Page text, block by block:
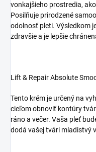
vonkajšieho prostredia,
Posilňuje prirodzené
odolnosť pleti. Výsledkom
zdravšie a je lepšie
Lift & Repair Absolute
Tento krém je určený na
cieľom obnoviť kontúry
ráno a večer. Vaša pleť
dodá vašej tvári mladistvý